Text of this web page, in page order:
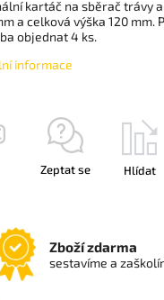
kartáč na sběrač trávy
a celková výška 120
objednat 4 ks.
informace
Zeptat se Hlídat
Zboží zdarma
sestavíme a